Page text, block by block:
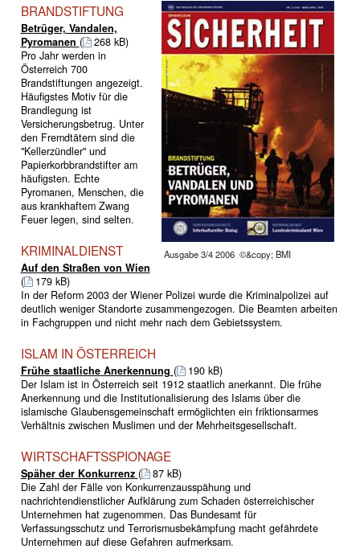
Ausgabe 3/4 2006 ©&copy; BMI
BRANDSTIFTUNG
Betrüger, Vandalen,
Pyromanen (
268 kB)
Pro Jahr werden in
Österreich 700
Brandstiftungen angezeigt.
Häufigstes Motiv für die
Brandlegung ist
Versicherungsbetrug. Unter
den Fremdtätern sind die
"Kellerzündler" und
Papierkorbbrandstifter am
häufigsten. Echte
Pyromanen, Menschen, die
aus krankhaftem Zwang
Feuer legen, sind selten.
KRIMINALDIENST
Auf den Straßen von Wien
(
179 kB)
In der Reform 2003 der Wiener Polizei wurde die Kriminalpolizei auf
deutlich weniger Standorte zusammengezogen. Die Beamten arbeiten
in Fachgruppen und nicht mehr nach dem Gebietssystem.
ISLAM IN ÖSTERREICH
Frühe staatliche Anerkennung (
190 kB)
Der Islam ist in Österreich seit 1912 staatlich anerkannt. Die frühe
Anerkennung und die Institutionalisierung des Islams über die
islamische Glaubensgemeinschaft ermöglichten ein friktionsarmes
Verhältnis zwischen Muslimen und der Mehrheitsgesellschaft.
WIRTSCHAFTSSPIONAGE
Späher der Konkurrenz (
87 kB)
Die Zahl der Fälle von Konkurrenzausspähung und
nachrichtendienstlicher Aufklärung zum Schaden österreichischer
Unternehmen hat zugenommen. Das Bundesamt für
Verfassungsschutz und Terrorismusbekämpfung macht gefährdete
Unternehmen auf diese Gefahren aufmerksam.